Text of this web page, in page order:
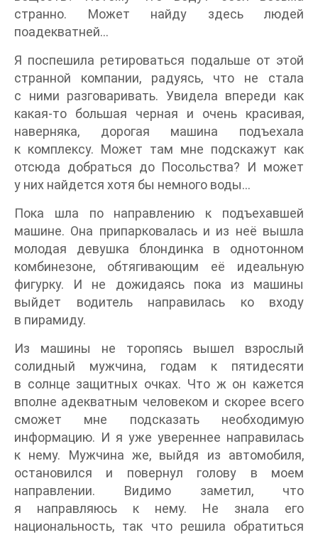
странно. Может найду здесь людей
поадекватней…
Я поспешила ретироваться подальше от этой
странной компании, радуясь, что не стала
с ними разговаривать. Увидела впереди как
какая-то большая черная и очень красивая,
наверняка, дорогая машина подъехала
к комплексу. Может там мне подскажут как
отсюда добраться до Посольства? И может
у них найдется хотя бы немного воды…
Пока шла по направлению к подъехавшей
машине. Она припарковалась и из неё вышла
молодая девушка блондинка в однотонном
комбинезоне, обтягивающим её идеальную
фигурку. И не дожидаясь пока из машины
выйдет водитель направилась ко входу
в пирамиду.
Из машины не торопясь вышел взрослый
солидный мужчина, годам к пятидесяти
в солнце защитных очках. Что ж он кажется
вполне адекватным человеком и скорее всего
сможет мне подсказать необходимую
информацию. И я уже увереннее направилась
к нему. Мужчина же, выйдя из автомобиля,
остановился и повернул голову в моем
направлении. Видимо заметил, что
я направляюсь к нему. Не знала его
национальность, так что решила обратиться